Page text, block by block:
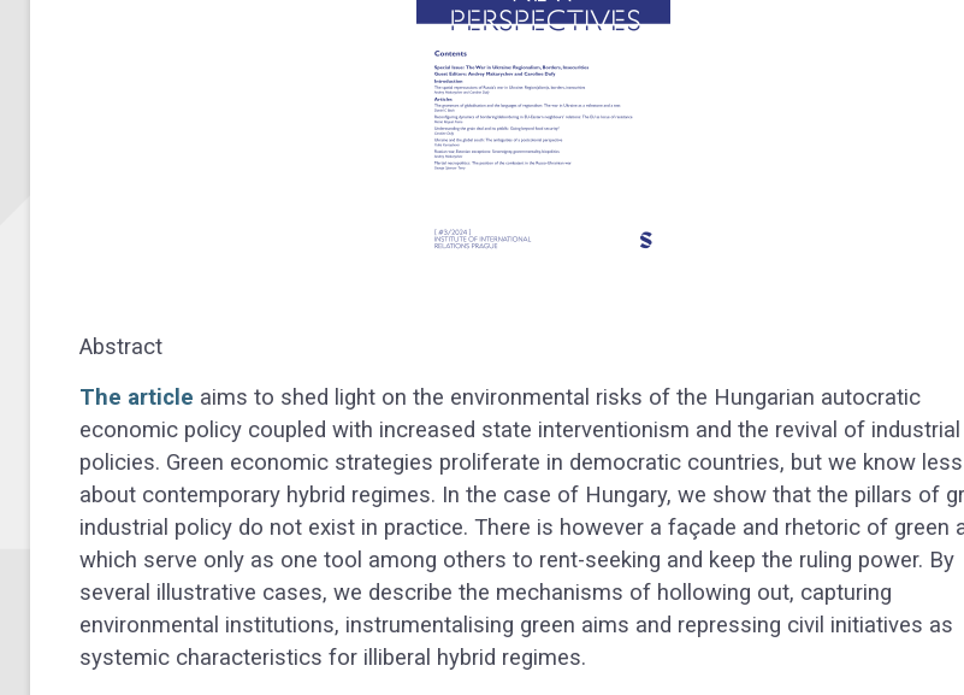
Abstract
The article aims to shed light on the environmental risks of the Hungarian autocratic
economic policy coupled with increased state interventionism and the revival of industrial
policies. Green economic strategies proliferate in democratic countries, but we know less
about contemporary hybrid regimes. In the case of Hungary, we show that the pillars of
industrial policy do not exist in practice. There is however a façade and rhetoric of green
which serve only as one tool among others to rent-seeking and keep the ruling power. By
several illustrative cases, we describe the mechanisms of hollowing out, capturing
environmental institutions, instrumentalising green aims and repressing civil initiatives as
systemic characteristics for illiberal hybrid regimes.